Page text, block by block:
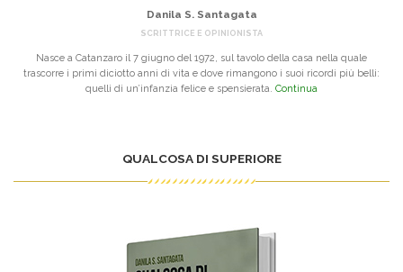
Danila S. Santagata
SCRITTRICE E OPINIONISTA
Nasce a Catanzaro il 7 giugno del 1972, sul tavolo della casa nella quale
trascorre i primi diciotto anni di vita e dove rimangono i suoi ricordi più belli:
quelli di un’infanzia felice e spensierata. Continua
QUALCOSA DI SUPERIORE